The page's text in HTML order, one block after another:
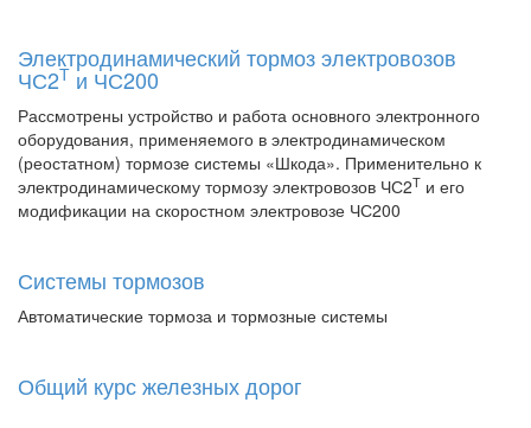
Электродинамический тормоз электровозов
ЧС2Т и ЧС200
Рассмотрены устройство и работа основного электронного
оборудования, применяемого в электродинамическом
(реостатном) тормозе системы «Шкода». Применительно к
электродинамическому тормозу электровозов ЧС2Т и его
модификации на скоростном электровозе ЧС200
Системы тормозов
Автоматические тормоза и тормозные системы
Общий курс железных дорог